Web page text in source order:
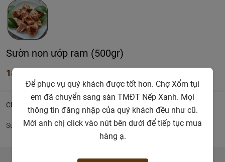
Sườn non ướp ram (500gr)
187.500đ
Chi tiết
Sườn non ướp ram
Để phục vụ quý khách được tốt hơn. Chợ Xổm tụi
em đã chuyển sang sàn TMĐT Nếp Xanh. Mọi
thông tin đăng nhập của quý khách đều như cũ.
Mời anh chị click vào nút bên dưới để tiếp tục mua
hàng ạ.